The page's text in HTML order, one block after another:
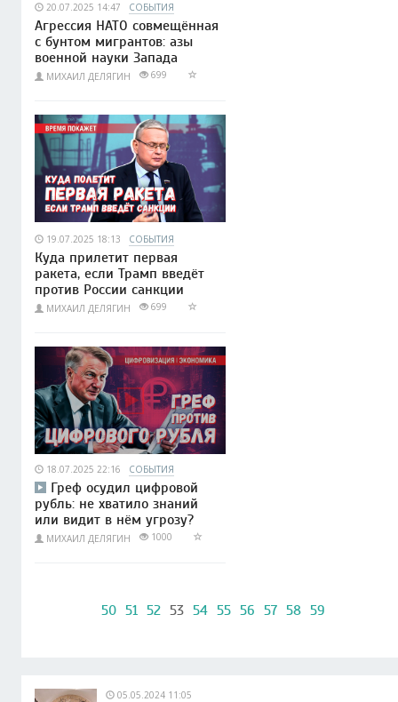
20.07.2025 14:47 СОБЫТИЯ
Агрессия НАТО совмещённая
с бунтом мигрантов: азы
военной науки Запада
МИХАИЛ ДЕЛЯГИН 699
19.07.2025 18:13 СОБЫТИЯ
Куда прилетит первая
ракета, если Трамп введёт
против России санкции
МИХАИЛ ДЕЛЯГИН 699
18.07.2025 22:16 СОБЫТИЯ
Греф осудил цифровой
рубль: не хватило знаний
или видит в нём угрозу?
МИХАИЛ ДЕЛЯГИН 1000
50 51 52 53 54 55 56 57 58 59
05.05.2024 11:05